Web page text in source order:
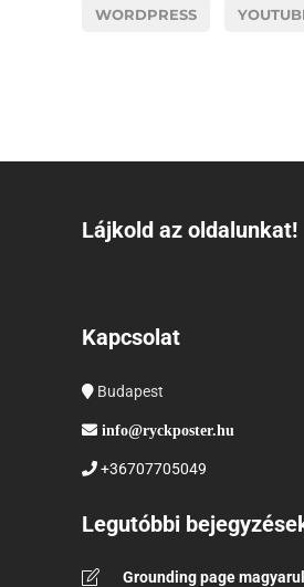
WORDPRESS
Lájkold az oldalunkat!
Kapcsolat
Budapest
info@ryckposter.hu
+36707705049
Legutóbbi
Grounding page